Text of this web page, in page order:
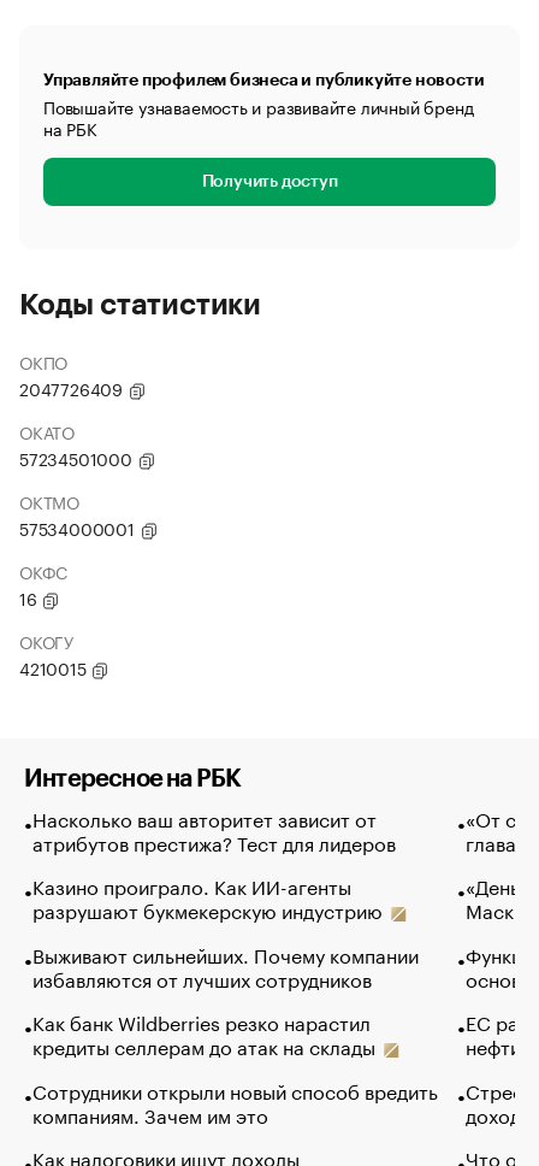
Управляйте профилем бизнеса и публикуйте новости
Повышайте узнаваемость и развивайте личный бренд
на РБК
Получить доступ
Коды статистики
ОКПО
2047726409
ОКАТО
57234501000
ОКТМО
57534000001
ОКФС
16
ОКОГУ
4210015
Интересное на РБК
Насколько ваш авторитет зависит от
атрибутов престижа? Тест для лидеров
Казино проиграло. Как ИИ-агенты
разрушают букмекерскую индустрию
Выживают сильнейших. Почему компании
избавляются от лучших сотрудников
Как банк Wildberries резко нарастил
кредиты селлерам до атак на склады
Сотрудники открыли новый способ вредить
компаниям. Зачем им это
Как налоговики ищут доходы
«От
глава
Маск в
основ
ЕС
нефти
Что